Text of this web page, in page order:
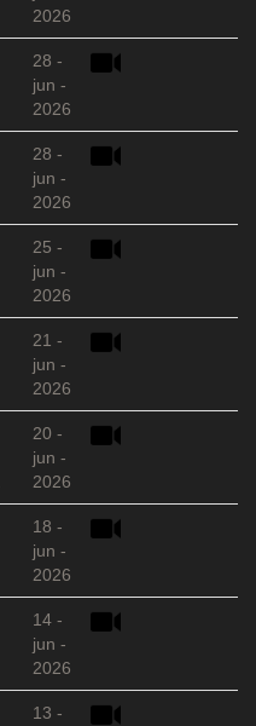
2026
28 -
jun -
2026
28 -
jun -
2026
25 -
jun -
2026
21 -
jun -
2026
20 -
jun -
2026
18 -
jun -
2026
14 -
jun -
2026
13 -